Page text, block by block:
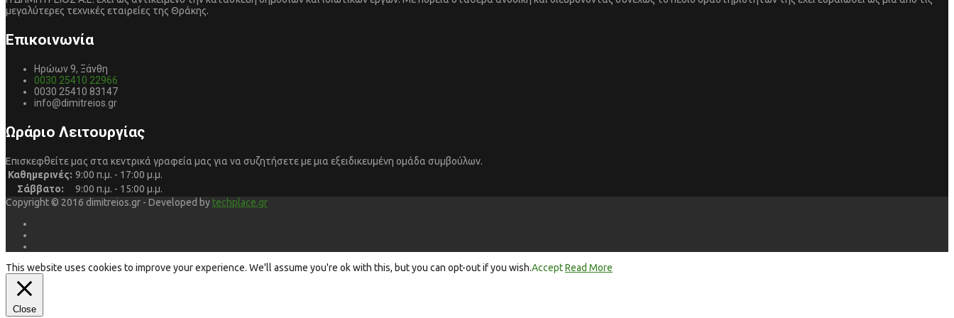
μεγαλύτερες τεχνικές εταιρείες της Θράκης.
Επικοινωνία
Ηρώων 9, Ξάνθη
0030 25410 22966
0030 25410 83147
info@dimitreios.gr
Ωράριο Λειτουργίας
Επισκεφθείτε μας στα κεντρικά γραφεία μας για να συζητήσετε με μια εξειδικευμένη ομάδα συμβούλων.
Καθημερινές: 9:00 π.μ. - 17:00 μ.μ.
Σάββατο:
9:00 π.μ. - 15:00 μ.μ.
Copyright © 2016 dimitreios.gr - Developed by techplace.gr
This website uses cookies to improve your experience. We'll assume you're ok with this, but you can opt-out if you wish.AcceptRead More
Close